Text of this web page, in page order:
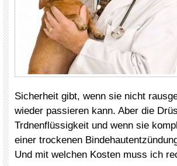
Sicherheit gibt, wenn sie nicht
wieder passieren kann. Aber die
Trdnenflüssigkeit und wenn sie
einer trockenen
Und mit welchen Kosten muss ich